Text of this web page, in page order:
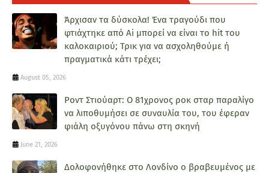
Άρχισαν τα δύσκολα! Ένα τραγούδι που
φτιάχτηκε από Ai μπορεί να είναι το hit του
καλοκαιριού; Τρικ για να ασχοληθούμε ή
πραγματικά κάτι τρέχει;
August 05, 2026
Ροντ Στιούαρτ: Ο 81χρονος ροκ σταρ παραλίγο
να λιποθυμήσει σε συναυλία του, του έφεραν
φιάλη οξυγόνου πάνω στη σκηνή
June 21, 2026
Δολοφονήθηκε στο Λονδίνο ο βραβευμένος με